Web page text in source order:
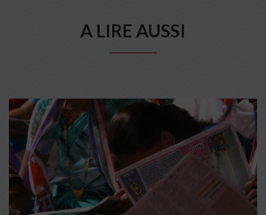
A LIRE AUSSI